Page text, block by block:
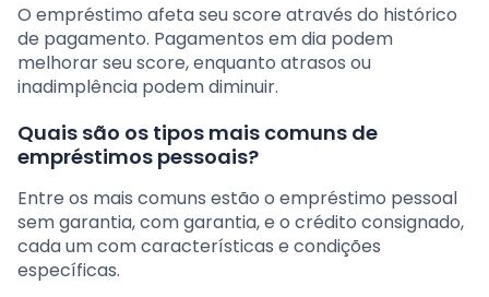
O empréstimo afeta seu score através do histórico
de pagamento. Pagamentos em dia podem
melhorar seu score, enquanto atrasos ou
inadimplência podem diminuir.
Quais são os tipos mais comuns de
empréstimos pessoais?
Entre os mais comuns estão o empréstimo pessoal
sem garantia, com garantia, e o crédito consignado,
cada um com características e condições
específicas.